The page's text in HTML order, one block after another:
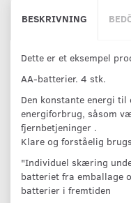
BESKRIVNING
Dette er et eksempel
AA-batterier. 4 stk.
Den konstante energi
energiforbrug, såsom
fjernbetjeninger .
Klare og forståelig
"Individuel skæring
batteriet fra emballage
batterier i fremtiden